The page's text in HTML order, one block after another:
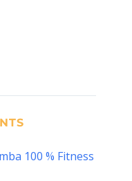
100 % Fitness